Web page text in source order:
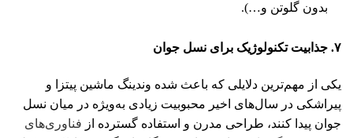
بدون گلوتن و…).
۷. جذابیت تکنولوژیک برای نسل جوان
یکی از مهم‌ترین دلایلی که باعث شده وندینگ ماشین‌ پیتزا و
پیراشکی در سال‌های اخیر محبوبیت زیادی به‌ویژه در میان نسل
جوان پیدا کنند، طراحی مدرن و استفاده گسترده از فناوری‌های